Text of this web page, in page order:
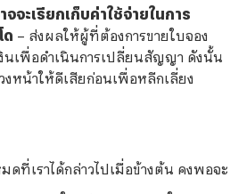
จะเรียกเก็บค่าใช้จ่ายในการ
ด – ส่งผลให้ผู้ที่ต้องการขายใบจอง
งินเพื่อดำเนินการเปลี่ยนสัญญา ดังนั้น
งหน้าให้ดีเสียก่อนเพื่อหลีกเลี่ยง
ดที่เราได้กล่าวไปเมื่อข้างต้น คงพอจะ